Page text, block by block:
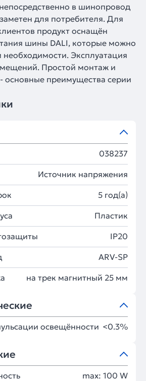
в шинопровод
для потребителя. Для
продукт оснащён
шины DALI, которые можно
необходимости. Эксплуатация
Простой монтаж и
основные преимущества серии
038237
Источник напряжения
5 год(а)
Пластик
IP20
ARV-SP
на трек магнитный 25 мм
освещённости <0.3%
max: 100 W